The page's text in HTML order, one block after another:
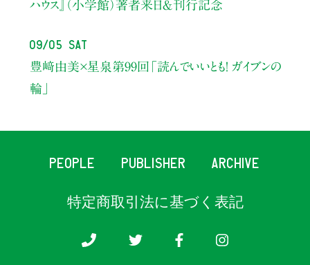
ハウス』（小学館）著者来日＆刊行記念
09/05 Sat
豊﨑由美×星泉 第99回「読んでいいとも！ ガイブンの
輪」
PEOPLE PUBLISHER ARCHIVE
特定商取引法に基づく表記